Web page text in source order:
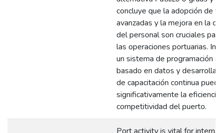
concluye que la adopción de
avanzadas y la mejora en la
del personal son cruciales
las operaciones portuarias.
un sistema de programación
basado en datos y desarrollar
de capacitación continua
significativamente la eficiencia
competitividad del puerto.